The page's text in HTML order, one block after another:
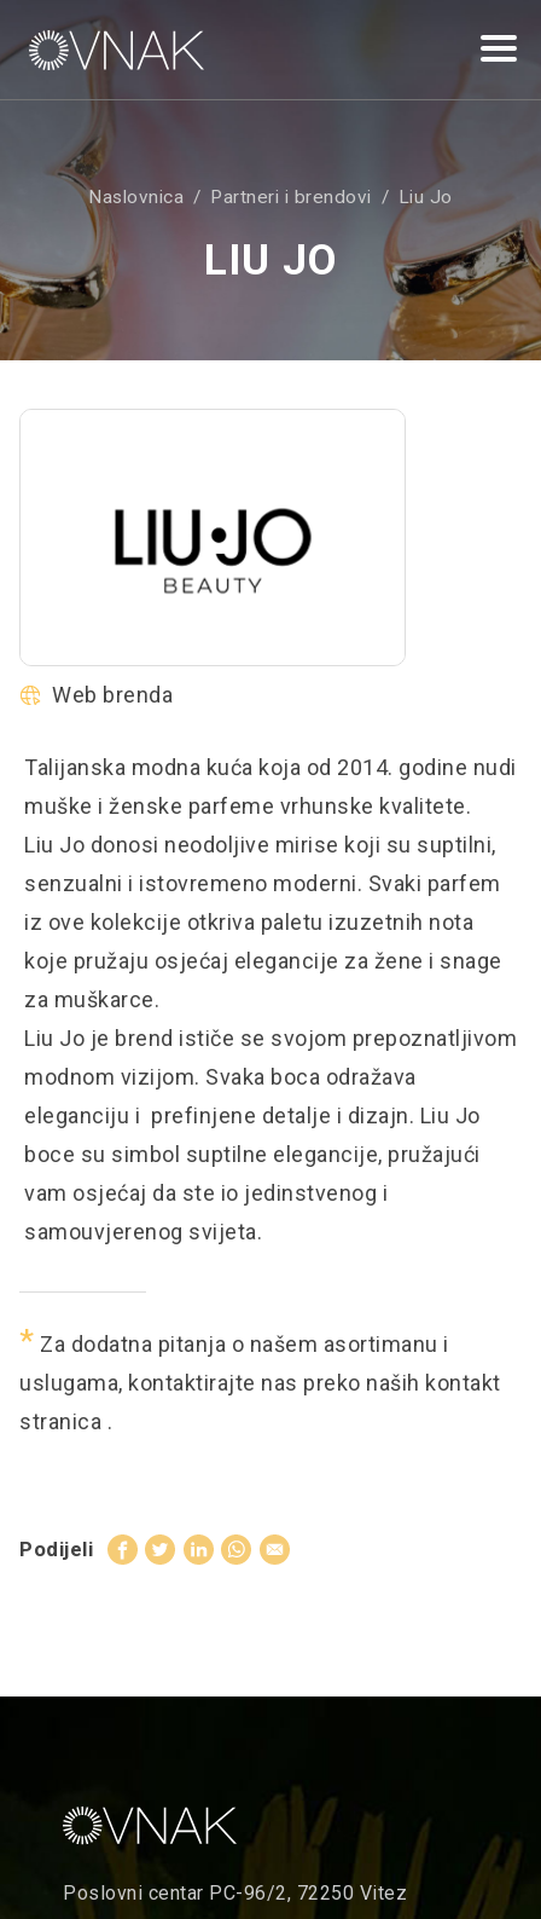
Naslovnica Partneri i brendovi Liu Jo
LIU JO
Web brenda
Talijanska modna kuća koja od 2014. godine nudi
muške i ženske parfeme vrhunske kvalitete.
Liu Jo donosi neodoljive mirise koji su suptilni,
senzualni i istovremeno moderni. Svaki parfem
iz ove kolekcije otkriva paletu izuzetnih nota
koje pružaju osjećaj elegancije za žene i snage
za muškarce.
Liu Jo je brend ističe se svojom prepoznatljivom
modnom vizijom. Svaka boca odražava
eleganciju i prefinjene detalje i dizajn. Liu Jo
boce su simbol suptilne elegancije, pružajući
vam osjećaj da ste io jedinstvenog i
samouvjerenog svijeta.
* Za dodatna pitanja o našem asortimanu i
uslugama, kontaktirajte nas preko naših kontakt
stranica .
Podijeli
Poslovni centar PC-96/2, 72250 Vitez